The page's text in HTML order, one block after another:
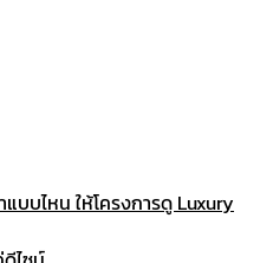
บบไหน ให้โครงการดู Luxury